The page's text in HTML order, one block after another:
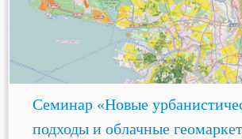
Семинар «Новые
подходы и облачные